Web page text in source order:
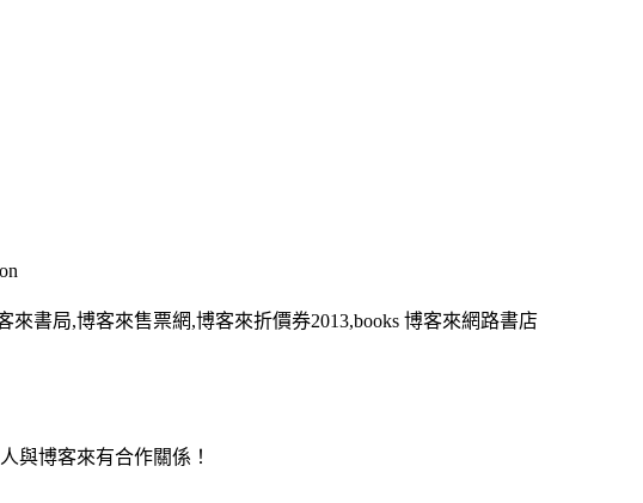
書局,博客來售票網,博客來折價券2013,books 博客來網路書店
與博客來有合作關係！